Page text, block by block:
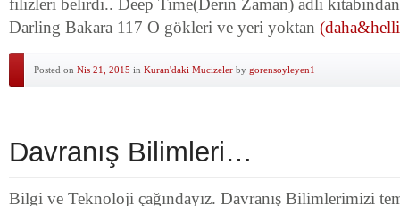
filizleri belirdi.. Deep Time(Derin Zaman) adli
Darling Bakara 117 O gökleri ve yeri yoktan
Posted on Nis 21, 2015 in Kuran'daki Mucizeler by gorensoyleyen1
Davranış Bilimleri…
Bilgi ve Teknoloji çağındayız. Davranış Bilimlerimizi